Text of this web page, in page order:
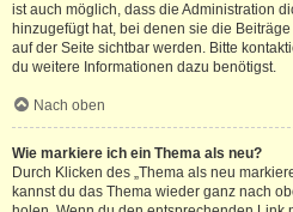
ist auch möglich, dass die Administration
hinzugefügt hat, bei denen sie die
auf der Seite sichtbar werden. Bitte
du weitere Informationen dazu benötigst.
Nach oben
Wie markiere ich ein Thema als neu?
Durch Klicken des „Thema als neu
kannst du das Thema wieder ganz nach